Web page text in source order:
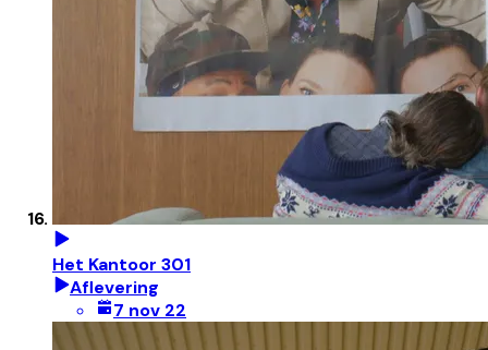
Het Kantoor 301
Aflevering
7 nov 22